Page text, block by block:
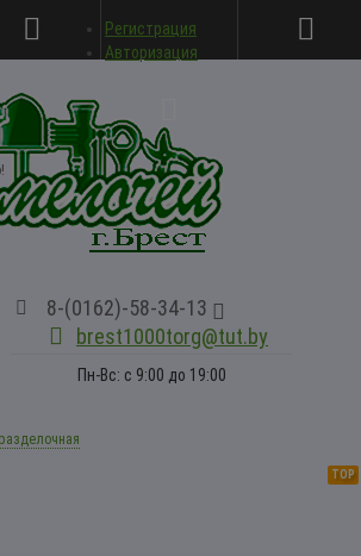
8-(0162)-58-34-13
brest1000torg@tut.by
Пн-Вс: с 9:00 до 19:00
Регистрация
Авторизация
TOP